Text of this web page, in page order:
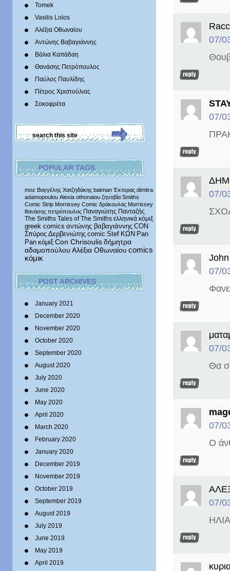
Tomek
Vasilis Lolos
Αλέξια Οθωναίου
Αντώνης Βαβαγιάννης
Βάλια Καπάδαη
Θανάσης Πετρόπουλος
Παύλος Παυλίδης
Πέτρος Χριστούλιας
Σοκοφρέτα
POPULAR TAGS
moz Βαγγέλης Χατζηδάκης batman Έκτορας dimitra
adamopoulou Alexia othonaiou ζηνοβία Smiths
Comic Strip Morrissey Comic δράκουλας Morrissey
θανάσης πετρόπουλος Παναγιώτης Πανταζής
The Smiths Tales of The Smiths ελληνικά κόμιξ
greek comics αντώνης βαβαγιάννης CON
Σπύρος Δερβενιώτης comic Stef ΚΩΝ Pan
Pan κόμιξ Con Chrisoulis δήμητρα
αδαμοπούλου Αλέξια Οθωναίου comics
κόμικ
POST ARCHIVES
January 2021
December 2020
November 2020
October 2020
September 2020
August 2020
July 2020
June 2020
May 2020
April 2020
March 2020
February 2020
January 2020
December 2019
November 2019
October 2019
September 2019
August 2019
July 2019
June 2019
May 2019
April 2019
07/
07/
07/
John
07/
07/
Θα
07/
Ο
07/